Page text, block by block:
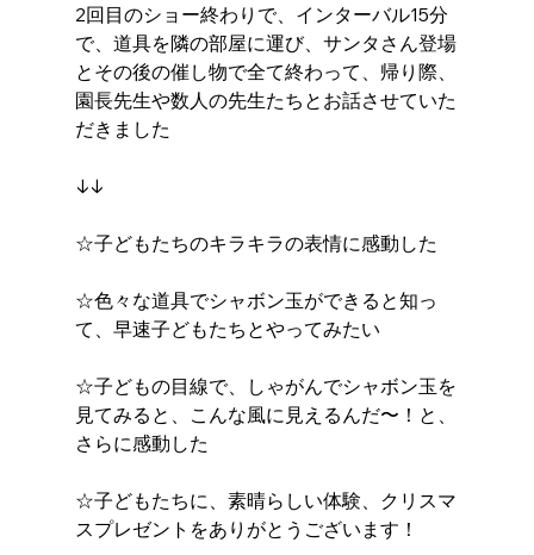
2回目のショー終わりで、インターバル15分
で、道具を隣の部屋に運び、サンタさん登場
とその後の催し物で全て終わって、帰り際、
園長先生や数人の先生たちとお話させていた
だきました
↓↓
☆子どもたちのキラキラの表情に感動した
☆色々な道具でシャボン玉ができると知っ
て、早速子どもたちとやってみたい
☆子どもの目線で、しゃがんでシャボン玉を
見てみると、こんな風に見えるんだ〜！と、
さらに感動した
☆子どもたちに、素晴らしい体験、クリスマ
スプレゼントをありがとうございます！